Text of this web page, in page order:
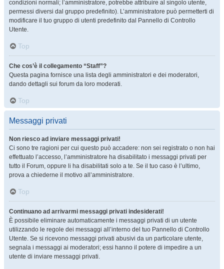
condizioni normali; l’amministratore, potrebbe attribuire al singolo utente,
permessi diversi dal gruppo predefinito). L’amministratore può permetterti di
modificare il tuo gruppo di utenti predefinito dal Pannello di Controllo
Utente.
Top
Che cos’è il collegamento “Staff”?
Questa pagina fornisce una lista degli amministratori e dei moderatori,
dando dettagli sui forum da loro moderati.
Top
Messaggi privati
Non riesco ad inviare messaggi privati!
Ci sono tre ragioni per cui questo può accadere: non sei registrato o non hai
effettuato l’accesso, l’amministratore ha disabilitato i messaggi privati per
tutto il Forum, oppure li ha disabilitati solo a te. Se il tuo caso è l’ultimo,
prova a chiederne il motivo all’amministratore.
Top
Continuano ad arrivarmi messaggi privati indesiderati!
È possibile eliminare automaticamente i messaggi privati ​​di un utente
utilizzando le regole dei messaggi all’interno del tuo Pannello di Controllo
Utente. Se si ricevono messaggi privati ​​abusivi da un particolare utente,
segnala i messaggi ai moderatori; essi hanno il potere di impedire a un
utente di inviare messaggi privati​​.